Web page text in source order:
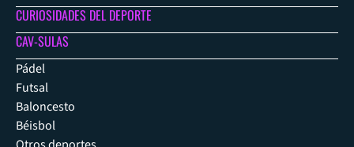
CURIOSIDADES DEL DEPORTE
CAV-SULAS
Pádel
Futsal
Baloncesto
Béisbol